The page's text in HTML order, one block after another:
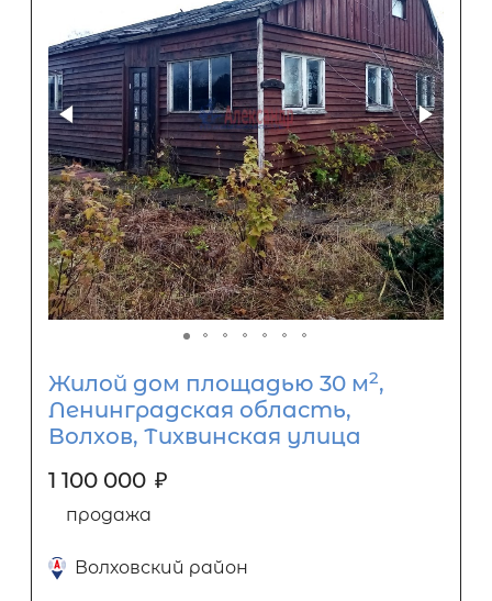
Жилой дом площадью 30 м2,
Ленинградская область,
Волхов, Тихвинская улица
1 100 000 ₽
продажа
Волховский район